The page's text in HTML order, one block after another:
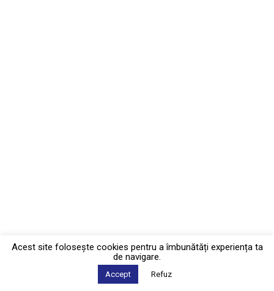
Acest site foloseşte cookies pentru a îmbunătăți experiența ta
de navigare.
Accept Refuz